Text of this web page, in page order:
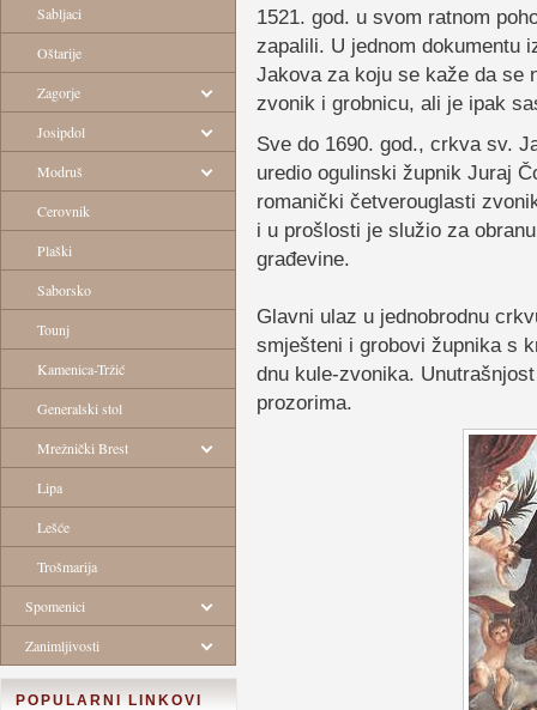
Sabljaci
Oštarije
Zagorje
Josipdol
Modruš
Cerovnik
Plaški
Saborsko
Tounj
Kamenica-Tržić
Generalski stol
Mrežnički Brest
Lipa
Lešće
Trošmarija
Spomenici
Zanimljivosti
POPULARNI LINKOVI
1521. god. u svom ratnom
zapalili. U jednom dokumentu
Jakova za koju se kaže da se
zvonik i grobnicu, ali je ipak
Sve do 1690. god., crkva sv.
uredio ogulinski župnik Juraj
romanički četverouglasti
i u prošlosti je služio za
građevine.
Glavni ulaz u jednobrodnu
smješteni i grobovi župnika s
dnu kule-zvonika.
prozorima.